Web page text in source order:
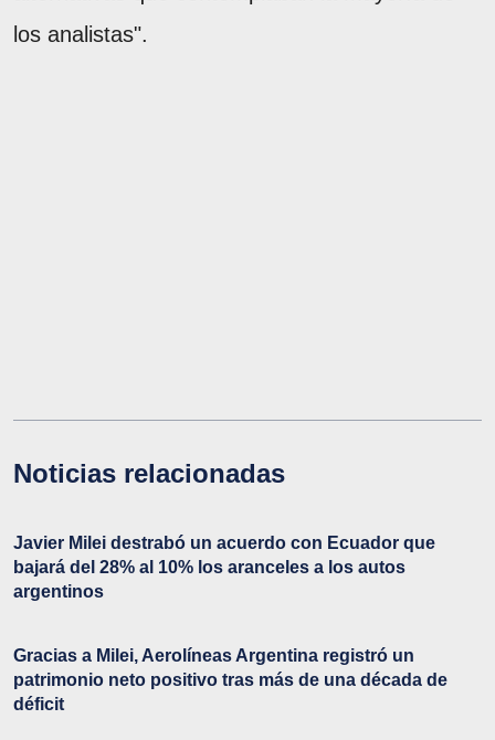
los analistas".
Noticias relacionadas
Javier Milei destrabó un acuerdo con Ecuador que
bajará del 28% al 10% los aranceles a los autos
argentinos
Gracias a Milei, Aerolíneas Argentina registró un
patrimonio neto positivo tras más de una década de
déficit